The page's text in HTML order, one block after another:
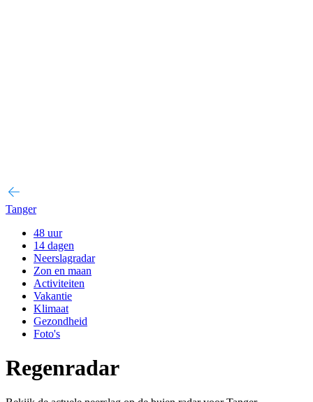
Tanger
48 uur
14 dagen
Neerslagradar
Zon en maan
Activiteiten
Vakantie
Klimaat
Gezondheid
Foto's
Regenradar